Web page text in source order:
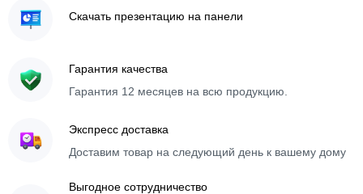
Скачать презентацию на панели
Гарантия качества
Гарантия 12 месяцев на всю продукцию.
Экспресс доставка
Доставим товар на следующий день к вашему дому
Выгодное сотрудничество